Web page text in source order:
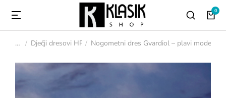
You are here:
Dječji dresovi HR Nogometni dres Gvardiol – plavi model b